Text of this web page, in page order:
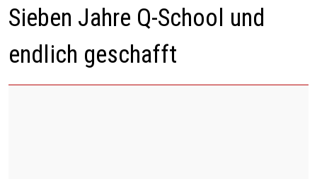
Sieben Jahre Q-School und
endlich geschafft